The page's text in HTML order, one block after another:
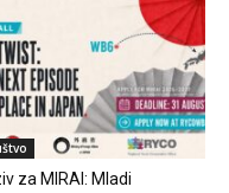
za MIRAI: Mladi